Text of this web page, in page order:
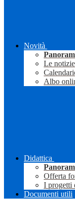
Novità
Le notizie
Albo
Didattica
Offerta
I progetti
Documenti utili